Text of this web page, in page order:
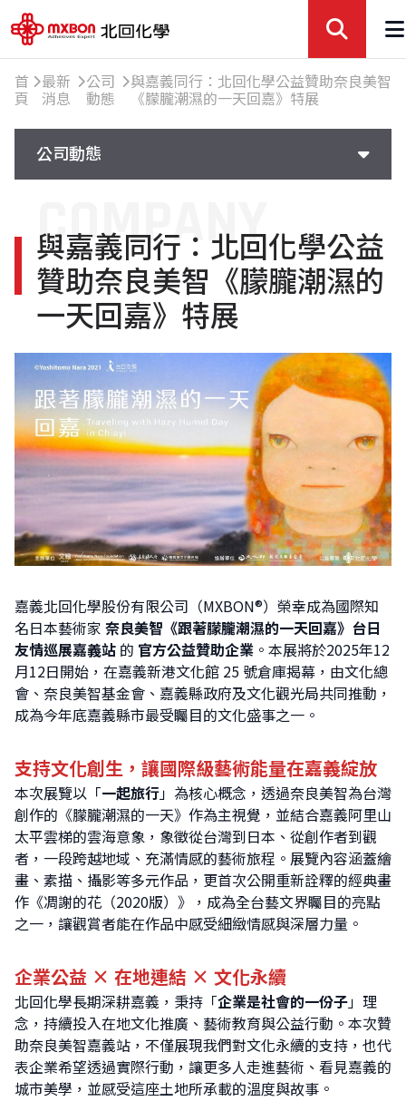
首
頁
最新
消息
公司
動態
與嘉義同行：北回化學公益贊助奈良美智
《朦朧潮濕的一天回嘉》特展
公司動態
參展活動
精選文章
知識交流
與嘉義同行：北回化學公益
贊助奈良美智《朦朧潮濕的
一天回嘉》特展
COMPANY
嘉義北回化學股份有限公司（MXBON®）榮幸成為國際知
名日本藝術家 奈良美智《跟著朦朧潮濕的一天回嘉》台日
友情巡展嘉義站 的 官方公益贊助企業 。本展將於2025年12
月12日開始，在嘉義新港文化館 25 號倉庫揭幕，由文化總
會、奈良美智基金會、嘉義縣政府及文化觀光局共同推動，
成為今年底嘉義縣市最受矚目的文化盛事之一。
支持文化創生，讓國際級藝術能量在嘉義綻放
本次展覽以「一起旅行」為核心概念，透過奈良美智為台灣
創作的《朦朧潮濕的一天》作為主視覺，並結合嘉義阿里山
太平雲梯的雲海意象，象徵從台灣到日本、從創作者到觀
者，一段跨越地域、充滿情感的藝術旅程。展覽內容涵蓋繪
畫、素描、攝影等多元作品，更首次公開重新詮釋的經典畫
作《凋謝的花（2020版）》，成為全台藝文界矚目的亮點
之一，讓觀賞者能在作品中感受細緻情感與深層力量。
企業公益 × 在地連結 × 文化永續
北回化學長期深耕嘉義，秉持「企業是社會的一份子」理
念，持續投入在地文化推廣、藝術教育與公益行動。本次贊
助奈良美智嘉義站，不僅展現我們對文化永續的支持，也代
表企業希望透過實際行動，讓更多人走進藝術、看見嘉義的
城市美學，並感受這座土地所承載的溫度與故事。